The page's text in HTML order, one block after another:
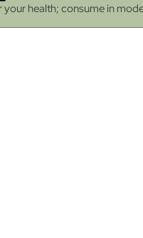
health; consume in